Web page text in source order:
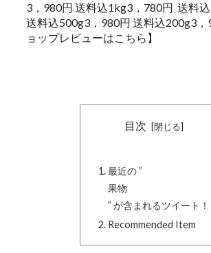
3，980円 送料込1kg3，780円 送料
送料込500g3，980円 送料込200g3
ョップレビューはこちら】
目次
最近の ”
果物
” が含まれるツイート！
Recommended Item